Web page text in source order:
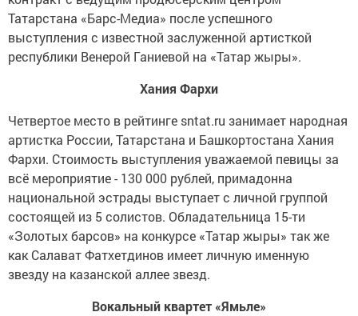
Татарстана «Барс-Медиа» после успешного
выступления с известной заслуженной артисткой
республики Венерой Ганиевой на «Татар жыры».
Хания Фархи
Четвертое место в рейтинге sntat.ru занимает народная
артистка России, Татарстана и Башкортостана Хания
Фархи. Стоимость выступления уважаемой певицы за
всё мероприятие - 130 000 рублей, примадонна
национальной эстрады выступает с личной группой
состоящей из 5 солистов. Обладательница 15-ти
«Золотых барсов» на конкурсе «Татар жыры» так же
как Салават Фатхетдинов имеет личную именную
звезду на казанской аллее звезд.
Вокальный квартет «Ямьле»